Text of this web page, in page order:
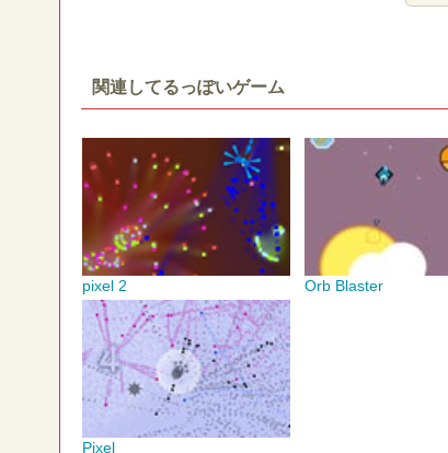
関連してるっぽいゲーム
pixel 2 Orb Blaster
Pixel